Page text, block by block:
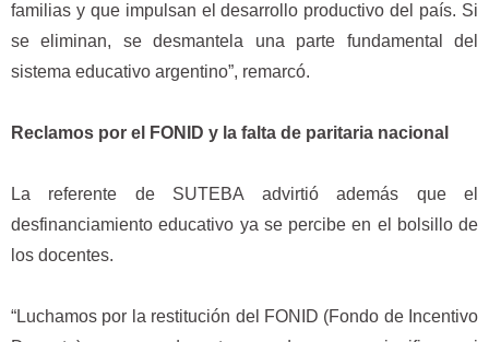
familias y que impulsan el desarrollo productivo del país. Si
se eliminan, se desmantela una parte fundamental del
sistema educativo argentino”, remarcó.
Reclamos por el FONID y la falta de paritaria nacional
La referente de SUTEBA advirtió además que el
desfinanciamiento educativo ya se percibe en el bolsillo de
los docentes.
“Luchamos por la restitución del FONID (Fondo de Incentivo